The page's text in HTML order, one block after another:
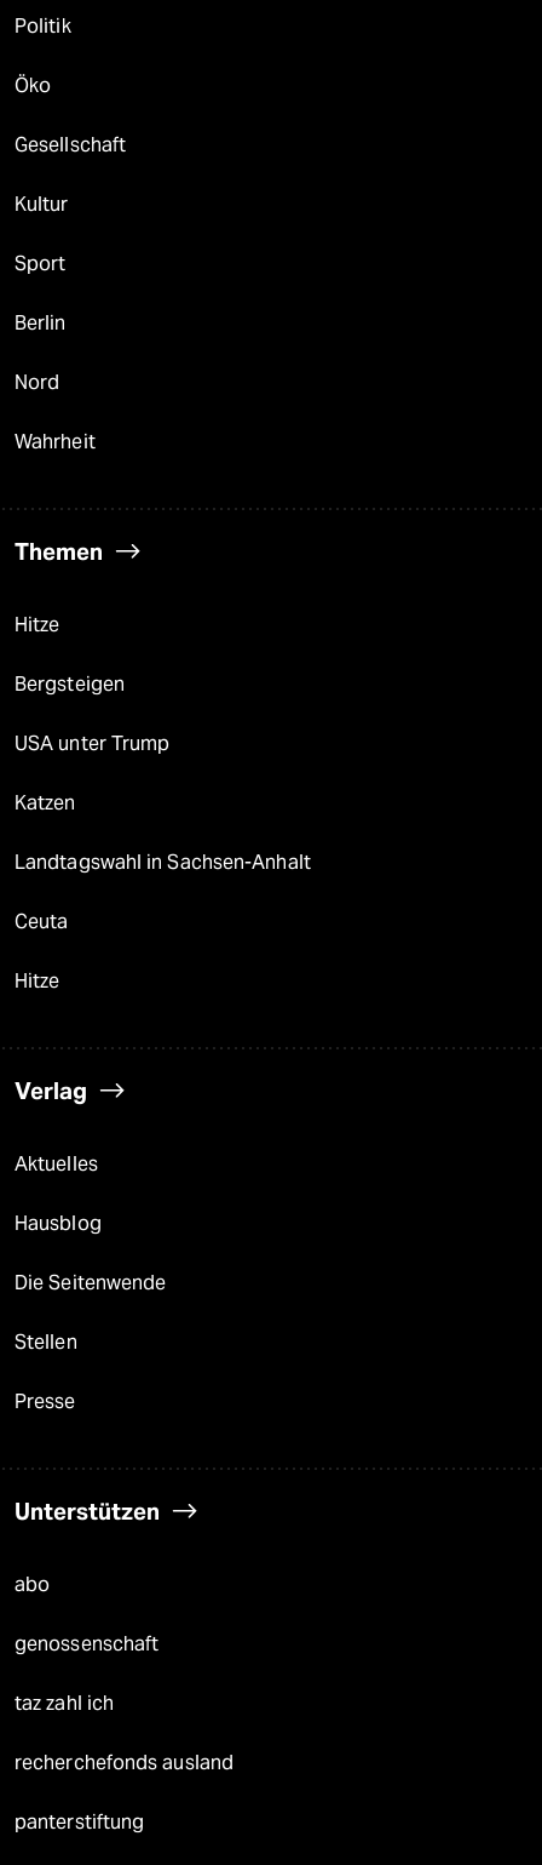
Politik
Öko
Gesellschaft
Kultur
Sport
Berlin
Nord
Wahrheit
Themen
Hitze
Bergsteigen
USA unter Trump
Katzen
Landtagswahl in Sachsen-Anhalt
Ceuta
Hitze
Verlag
Aktuelles
Hausblog
Die Seitenwende
Stellen
Presse
Unterstützen
abo
genossenschaft
taz zahl ich
recherchefonds ausland
panterstiftung